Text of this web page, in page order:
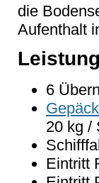
die
Aufenthalt
6
20 kg /
Eintritt